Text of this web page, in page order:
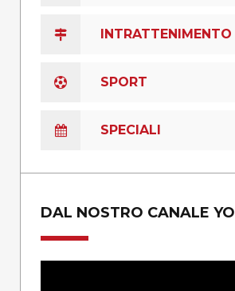
INTRATTENIMENTO
SPORT
SPECIALI
DAL NOSTRO CANALE